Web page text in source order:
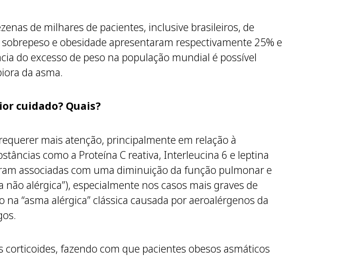
de milhares de pacientes, inclusive brasileiros, de
e obesidade apresentaram respectivamente 25% e
do excesso de peso na população mundial é possível
da asma.
cuidado? Quais?
mais atenção, principalmente em relação à
como a Proteína C reativa, Interleucina 6 e leptina
associadas com uma diminuição da função pulmonar e
alérgica”), especialmente nos casos mais graves de
“asma alérgica” clássica causada por aeroalérgenos da
fazendo com que pacientes obesos asmáticos